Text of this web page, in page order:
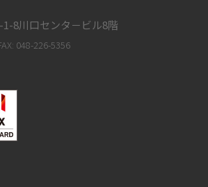
8川口センタ－ビル8階
048-226-5356